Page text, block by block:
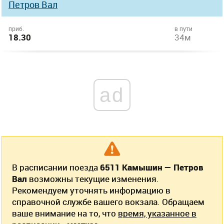
Петров Вал
приб.
18.30
в пути
34м
ad
В расписании поезда6511 Камышин — Петров
Вал возможны текущие изменения.
Рекомендуем уточнять информацию в
справочной службе вашего вокзала. Обращаем
ваше внимание на то, что время, указанное в